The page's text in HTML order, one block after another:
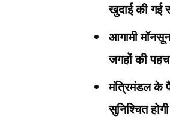
खुदाई की गई
आगामी
जगहों की
मंत्रिमंडल के
सुनिश्चित होगी